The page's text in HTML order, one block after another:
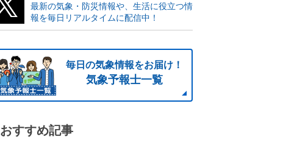
最新の気象・防災情報や、生活に役立つ情
報を毎日リアルタイムに配信中！
毎日の気象情報をお届け！
気象予報士一覧
おすすめ記事